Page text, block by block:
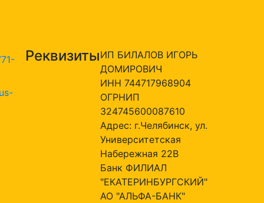
РеквизитыИП БИЛАЛОВ ИГОРЬ
ДОМИРОВИЧ
ИНН 744717968904
ОГРНИП
324745600087610
Адрес: г.Челябинск, ул.
Университетская
Набережная 22В
Банк ФИЛИАЛ
"ЕКАТЕРИНБУРГСКИЙ"
АО "АЛЬФА-БАНК"